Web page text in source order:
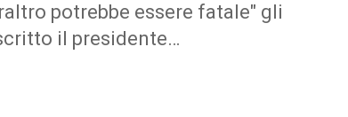
potrebbe essere fatale" gli
il presidente…